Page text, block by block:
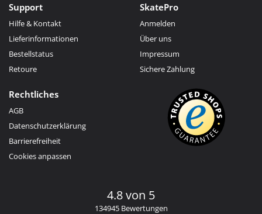
Support
Hilfe & Kontakt
Lieferinformationen
Bestellstatus
Retoure
SkatePro
Anmelden
Über uns
Impressum
Sichere Zahlung
Rechtliches
AGB
Datenschutzerklärung
Barrierefreiheit
Cookies anpassen
4.8 von 5
134945 Bewertungen